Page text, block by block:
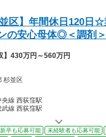
並区】年間休日120日
の安心母体◎＜調剤＞
】430万円～560万円
杉並区
央線 西荻窪駅
武線 西荻窪駅
新卒も応募可能 未経験者も応募可能